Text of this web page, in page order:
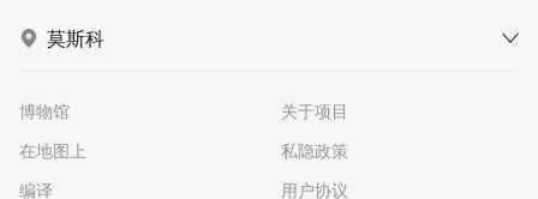
莫斯科
博物馆
在地图上
编译
关于项目
私隐政策
用户协议